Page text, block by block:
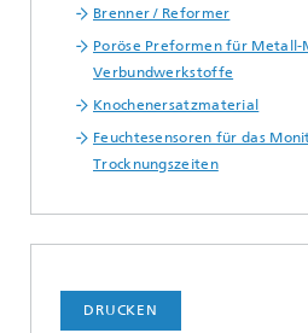
Brenner / Reformer
Poröse Preformen für Metall-
Verbundwerkstoffe
Knochenersatzmaterial
Feuchtesensoren für das
Trocknungszeiten
DRUCKEN